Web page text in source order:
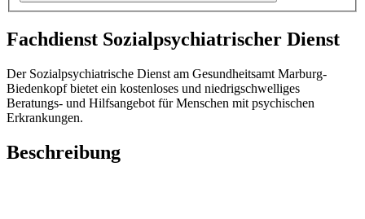
Fachdienst Sozialpsychiatrischer Dienst
Der Sozialpsychiatrische Dienst am Gesundheitsamt Marburg-
Biedenkopf bietet ein kostenloses und niedrigschwelliges
Beratungs- und Hilfsangebot für Menschen mit psychischen
Erkrankungen.
Beschreibung